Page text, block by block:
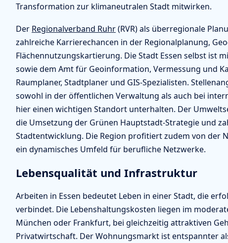
Transformation zur klimaneutralen Stadt mitwirken.
Der Regionalverband Ruhr(RVR) als überregionale
zahlreiche Karrierechancen in der Regionalplanung,
Flächennutzungskartierung. Die Stadt Essen selbst ist
sowie dem Amt für Geoinformation, Vermessung und
Raumplaner, Stadtplaner und GIS-Spezialisten.
sowohl in der öffentlichen Verwaltung als auch bei
hier einen wichtigen Standort unterhalten. Der
die Umsetzung der Grünen Hauptstadt-Strategie und
Stadtentwicklung. Die Region profitiert zudem von der
ein dynamisches Umfeld für berufliche Netzwerke.
Lebensqualität und Infrastruktur
Arbeiten in Essen bedeutet Leben in einer Stadt, die
verbindet. Die Lebenshaltungskosten liegen im
München oder Frankfurt, bei gleichzeitig attraktiven
Privatwirtschaft. Der Wohnungsmarkt ist entspannter